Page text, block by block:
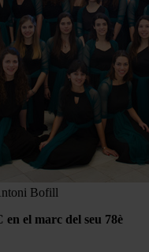
Bofill
el marc del seu 78è